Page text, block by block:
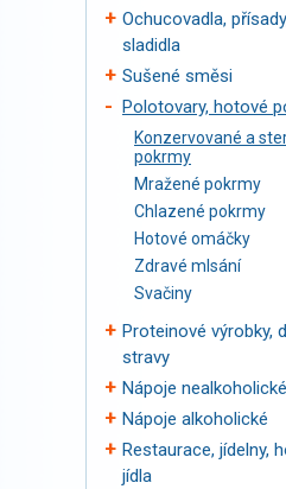
Ochucovadla,
sladidla
Sušené směsi
Polotovary, hotové
Konzervované a
pokrmy
Mražené pokrmy
Chlazené pokrmy
Hotové omáčky
Zdravé mlsání
Svačiny
Proteinové výrobky,
stravy
Nápoje nealkoholické
Nápoje alkoholické
Restaurace, jídelny,
jídla